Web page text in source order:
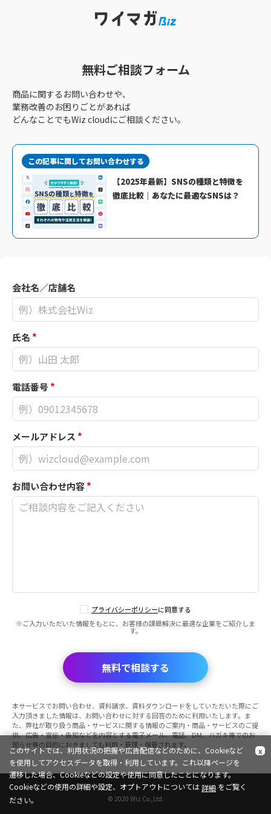
無料ご相談フォーム
商品に関するお問い合わせや、
業務改善のお困りごとがあれば
どんなことでもWiz cloudにご相談ください。
この記事に関してお問い合わせする
【2025年最新】SNSの種類と特徴を
徹底比較｜あなたに最適なSNSは？
会社名／店舗名
氏名*
電話番号*
メールアドレス*
お問い合わせ内容*
プライバシーポリシーに同意する
※ご入力いただいた情報をもとに、お客様の課題解決に最適な企業をご紹介しま
す。
無料で相談する
本サービスでお問い合わせ、資料請求、資料ダウンロードをしていただいた際にご
入力頂きました情報は、お問い合わせに対する回答のために利用いたします。ま
た、弊社が取り扱う商品・サービスに関する情報のご案内・商品・サービスのご提
供、広告・宣伝・告知などを内容とする電子メール、電話、DM、ハガキ等でのお
知らせ等の目的におきましても利用・管理・保管されます。
© 2020 Wiz Co.,Ltd.
このサイトでは、利用状況の把握や広告配信などのために、Cookieなど
を使用してアクセスデータを取得・利用しています。これ以降ページを
遷移した場合、Cookieなどの設定や使用に同意したことになります。
Cookieなどの使用の詳細や設定、オプトアウトについては詳細
x
をご覧く
ださい。